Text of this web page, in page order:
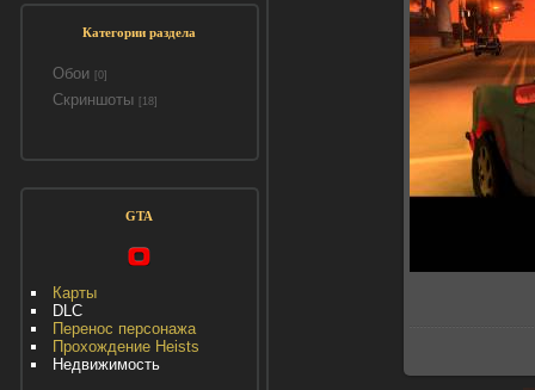
Категории раздела
Обои [0]
Скриншоты [18]
GTA
Карты
DLC
Перенос персонажа
Прохождение Heists
Недвижимость